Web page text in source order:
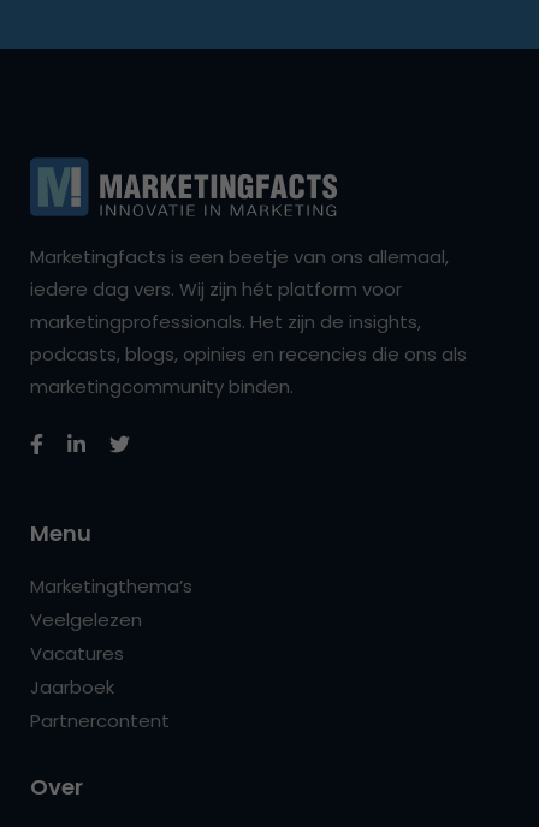
Marketingfacts is een beetje van ons allemaal,
iedere dag vers. Wij zijn hét platform voor
marketingprofessionals. Het zijn de insights,
podcasts, blogs, opinies en recencies die ons als
marketingcommunity binden.
Menu
Marketingthema’s
Veelgelezen
Vacatures
Jaarboek
Partnercontent
Over